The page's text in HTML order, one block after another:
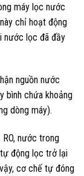
máy lọc nước
chỉ hoạt động
nước lọc đã đầy
nguồn nước
bình chứa khoảng
dòng máy).
nước trong
động lọc trở lại
cơ chế tự đóng